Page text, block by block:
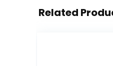
Related